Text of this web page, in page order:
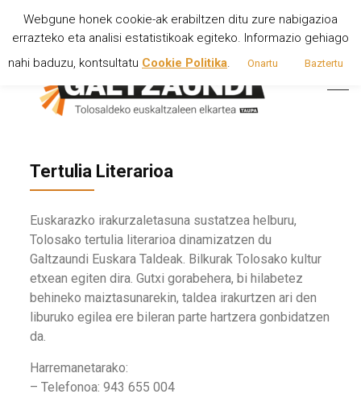
instagramyoutubex facebook
Tertulia Literarioa
Euskarazko irakurzaletasuna sustatzea helburu,
Tolosako tertulia literarioa dinamizatzen du
Galtzaundi Euskara Taldeak. Bilkurak Tolosako kultur
etxean egiten dira. Gutxi gorabehera, bi hilabetez
behineko maiztasunarekin, taldea irakurtzen ari den
liburuko egilea ere bileran parte hartzera gonbidatzen
da.
Harremanetarako:
– Telefonoa: 943 655 004
Webgune honek cookie-ak erabiltzen ditu zure nabigazioa
errazteko eta analisi estatistikoak egiteko. Informazio gehiago
nahi baduzu, kontsultatu Cookie Politika. Onartu Baztertu